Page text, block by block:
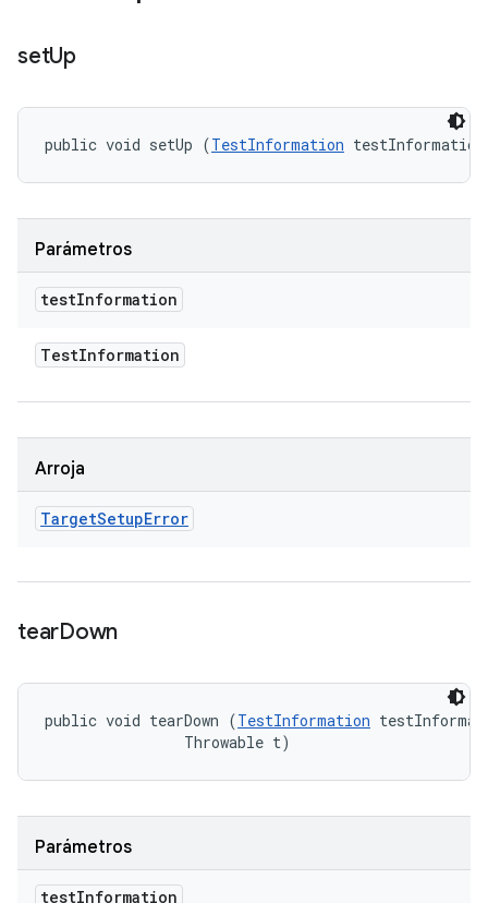
setUp
public void setUp (TestInformation
Parámetros
testInformation
TestInformation
Arroja
TargetSetupError
tearDown
public void tearDown (TestInformation
                Throwable t)
Parámetros
testInformation